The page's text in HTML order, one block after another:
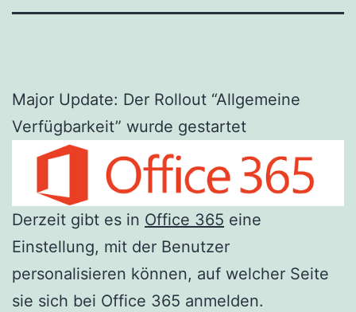
Major Update: Der Rollout “Allgemeine
Verfügbarkeit” wurde gestartet
Derzeit gibt es in Office 365 eine
Einstellung, mit der Benutzer
personalisieren können, auf welcher Seite
sie sich bei Office 365 anmelden.